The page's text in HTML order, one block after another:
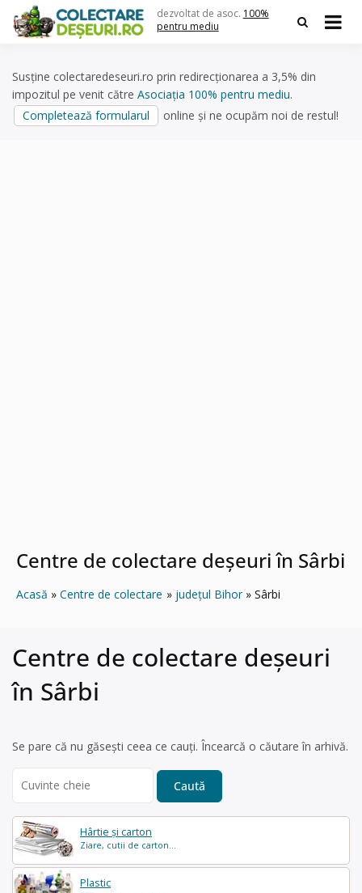
content
dezvoltat de asoc. 100%
pentru mediu
Susține colectaredeseuri.ro prin redirecționarea a 3,5% din
impozitul pe venit către Asociația 100% pentru mediu.
Completează formularul
online și ne ocupăm noi de restul!
Centre de colectare deșeuri în Sârbi
Acasă Centre de colectare județul Bihor Sârbi
Hârtie și carton
Ziare, cutii de carton...
Plastic
Centre de colectare deșeuri
în Sârbi
Se pare că nu găsești ceea ce cauți. Încearcă o căutare în arhivă.
for: